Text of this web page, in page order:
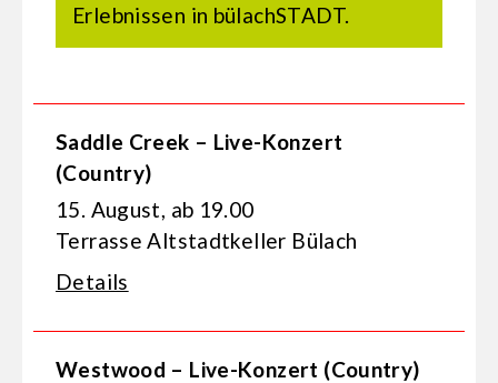
Erlebnissen in bülachSTADT.
Saddle Creek – Live-Konzert
(Country)
15. August, ab 19.00
Terrasse Altstadtkeller Bülach
Details
Westwood – Live-Konzert (Country)